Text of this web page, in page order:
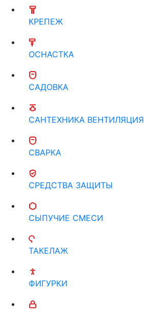
КРЕПЕЖ
ОСНАСТКА
САДОВКА
САНТЕХНИКА ВЕНТИЛЯЦИЯ
СВАРКА
СРЕДСТВА ЗАЩИТЫ
СЫПУЧИЕ СМЕСИ
ТАКЕЛАЖ
ФИГУРКИ